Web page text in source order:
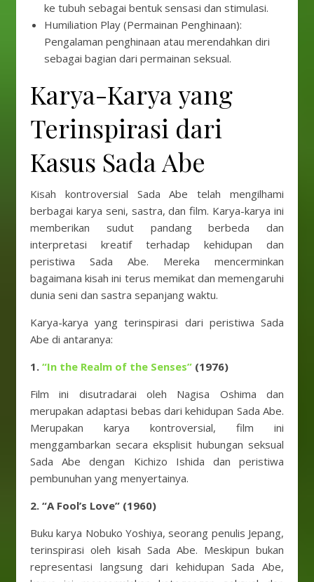
ke tubuh sebagai bentuk sensasi dan stimulasi.
Humiliation Play (Permainan Penghinaan):
Pengalaman penghinaan atau merendahkan diri
sebagai bagian dari permainan seksual.
Karya-Karya yang
Terinspirasi dari
Kasus Sada Abe
Kisah kontroversial Sada Abe telah mengilhami
berbagai karya seni, sastra, dan film. Karya-karya ini
memberikan sudut pandang berbeda dan
interpretasi kreatif terhadap kehidupan dan
peristiwa Sada Abe. Mereka mencerminkan
bagaimana kisah ini terus memikat dan memengaruhi
dunia seni dan sastra sepanjang waktu.
Karya-karya yang terinspirasi dari peristiwa Sada
Abe di antaranya:
1. “In the Realm of the Senses” (1976)
Film ini disutradarai oleh Nagisa Oshima dan
merupakan adaptasi bebas dari kehidupan Sada Abe.
Merupakan karya kontroversial, film ini
menggambarkan secara eksplisit hubungan seksual
Sada Abe dengan Kichizo Ishida dan peristiwa
pembunuhan yang menyertainya.
2. “A Fool’s Love” (1960)
Buku karya Nobuko Yoshiya, seorang penulis Jepang,
terinspirasi oleh kisah Sada Abe. Meskipun bukan
representasi langsung dari kehidupan Sada Abe,